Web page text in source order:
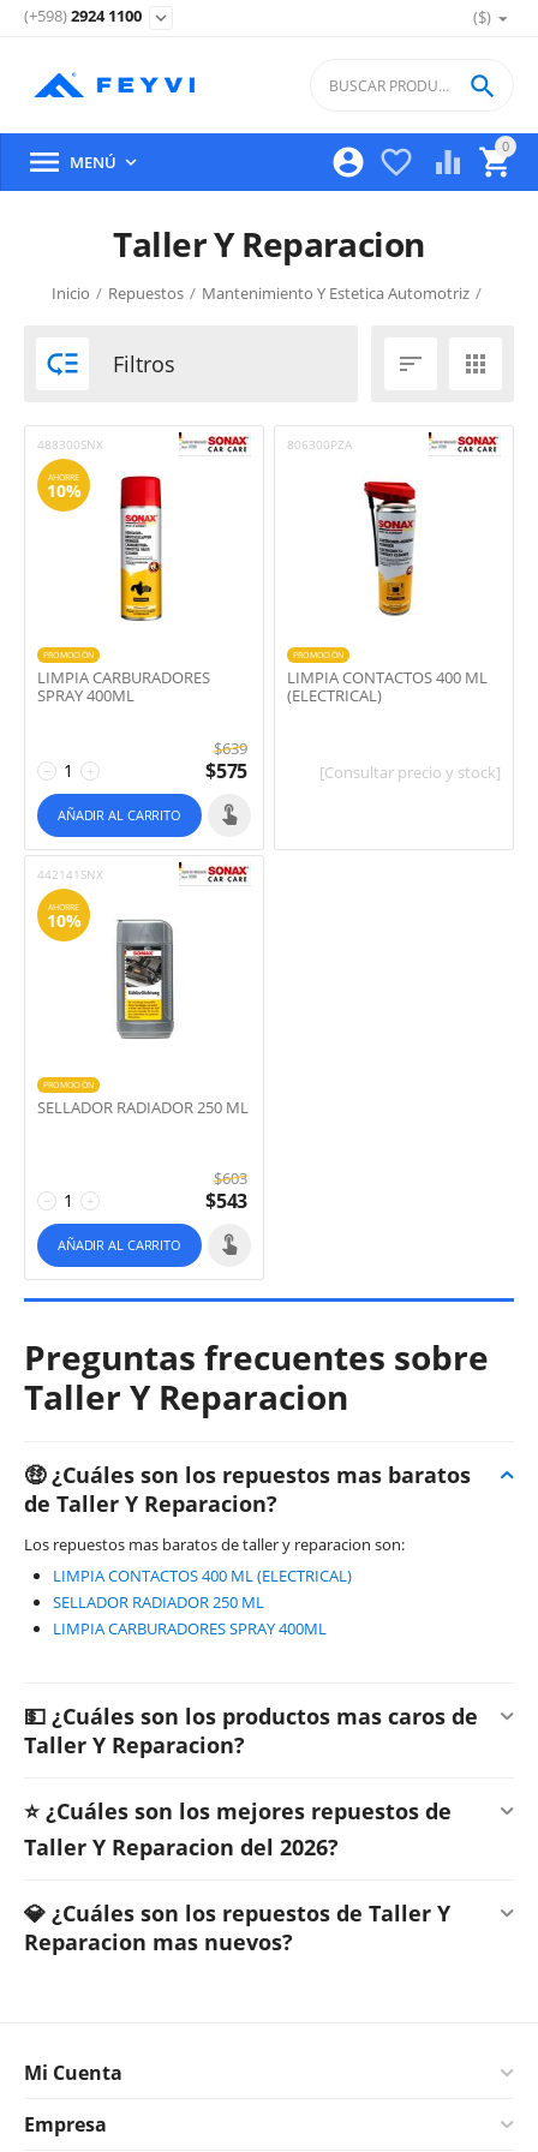
($)
(+598)2924 1100 expand_more
0

 


 MENÚ 
Taller Y Reparacion
Inicio / Repuestos / Mantenimiento Y Estetica Automotriz /
 Filtros  
488300SNX
AHORRE
10%
PROMOCIÓN
LIMPIA CARBURADORES
SPRAY 400ML
+
−
$639
$575
AÑADIR AL CARRITO
806300PZA
PROMOCIÓN
LIMPIA CONTACTOS 400 ML
(ELECTRICAL)
[Consultar precio y stock]
442141SNX
AHORRE
10%
PROMOCIÓN
SELLADOR RADIADOR 250 ML
+
−
$603
$543
AÑADIR AL CARRITO
Preguntas frecuentes sobre
Taller Y Reparacion
🤑 ¿Cuáles son los repuestos mas baratos
de Taller Y Reparacion?
Los repuestos mas baratos de taller y reparacion son:
LIMPIA CONTACTOS 400 ML (ELECTRICAL)
SELLADOR RADIADOR 250 ML
LIMPIA CARBURADORES SPRAY 400ML
💵 ¿Cuáles son los productos mas caros de
Taller Y Reparacion?
⭐ ¿Cuáles son los mejores repuestos de
Taller Y Reparacion del 2026?
💎 ¿Cuáles son los repuestos de Taller Y
Reparacion mas nuevos?
Mi Cuenta
Empresa